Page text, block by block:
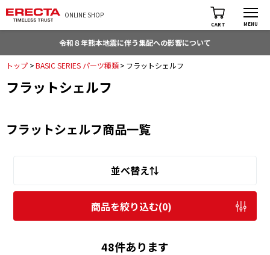
ONLINE SHOP
CART MENU
令和８年熊本地震に伴う集配への影響について
トップ >BASIC SERIES パーツ種類> フラットシェルフ
フラットシェルフ
フラットシェルフ商品一覧
並べ替え⇅
商品を絞り込む(0)
48件あります